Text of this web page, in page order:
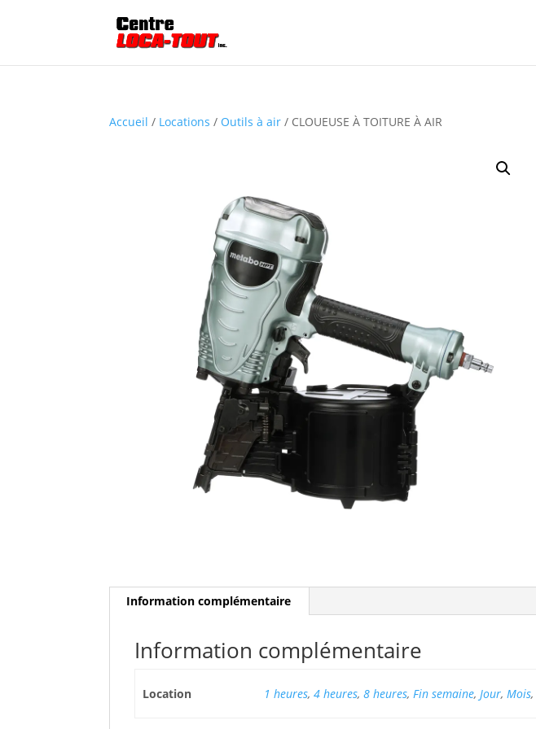
Accueil / Locations / Outils à air / CLOUEUSE À TOITURE À AIR
Information complémentaire
Information complémentaire
Location 1 heures, 4 heures, 8 heures, Fin semaine, Jour, Mois,